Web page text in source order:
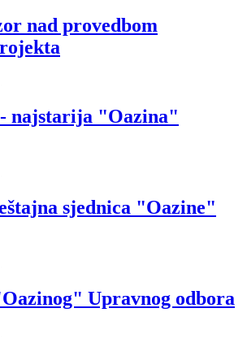
nad provedbom
najstarija "Oazina"
sjednica "Oazine"
Upravnog odbora